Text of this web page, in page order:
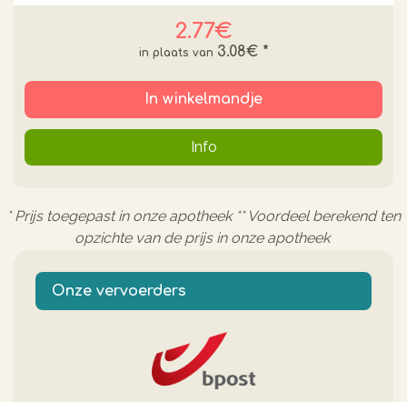
2.77€
3.08€ *
In winkelmandje
Info
* Prijs toegepast in onze apotheek ** Voordeel berekend ten
opzichte van de prijs in onze apotheek
Onze vervoerders